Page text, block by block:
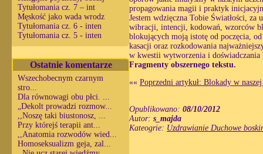
Tytułomania cz. 7 – int
Męskość jako wada wrodz
Tytułomania cz. 6 - inten
Tytułomania cz. 5 - inten
Ostatnie komentarze
Wszechobecnym czarnym
stro...
Dla równowagi obu płci. ...
„Dekolt prowadzi rozmow...
,,Noszę taki biustonosz, ...
Przy którejś terapii ant...
,,Anatomia rozwodów wied...
Homoseksualizm geja, zal...
propagowania magii i praktyk
Jestem wdzięczna Tobie Światłości,
wibracji, intencji, kodowań, wzorców
blokujących moją istotę od poczęcia,
kasacji oraz rozkodowania
w kwestii wytworzenia i
Fragmenty obszernego tekstu.
«« Poprzedni artykuł: Blokady w
Opublikowano: 08/10/2012
Autor: s_majda
Kateogrie: Uzdrawianie Duchowe